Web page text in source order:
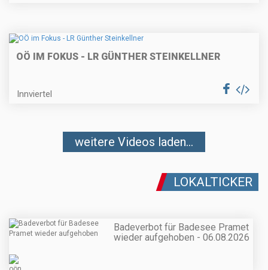
OÖ IM FOKUS - LR GÜNTHER STEINKELLNER
Innviertel
weitere Videos laden...
LOKALTICKER
Badeverbot für Badesee Pramet
wieder aufgehoben - 06.08.2026